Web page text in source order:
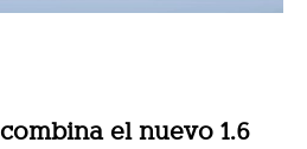
combina el nuevo 1.6